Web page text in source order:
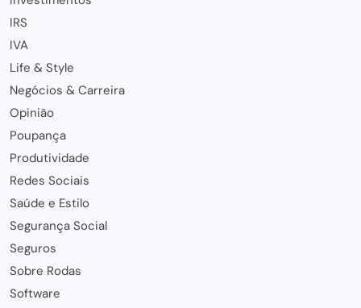
IRS
IVA
Life & Style
Negócios & Carreira
Opinião
Poupança
Produtividade
Redes Sociais
Saúde e Estilo
Segurança Social
Seguros
Sobre Rodas
Software